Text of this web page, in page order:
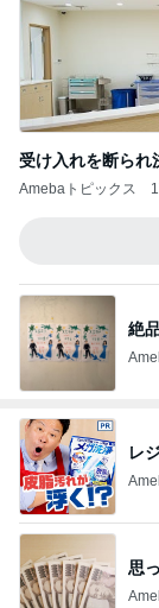
受け入れを断られ
Amebaトピックス
絶
レ
思